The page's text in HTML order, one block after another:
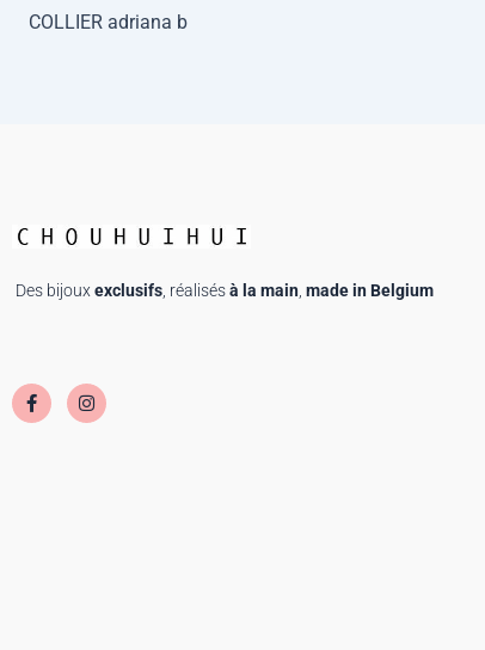
COLLIER adriana b
Des bijouxexclusifs, réalisésà la main, made in Belgium
a
c
e
n
s
t